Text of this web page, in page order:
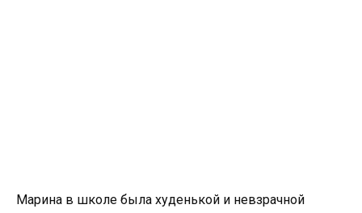
Марина в школе была худенькой и невзрачной